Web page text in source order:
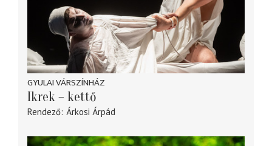
GYULAI VÁRSZÍNHÁZ
Ikrek – kettő
Rendező Árkosi Árpád